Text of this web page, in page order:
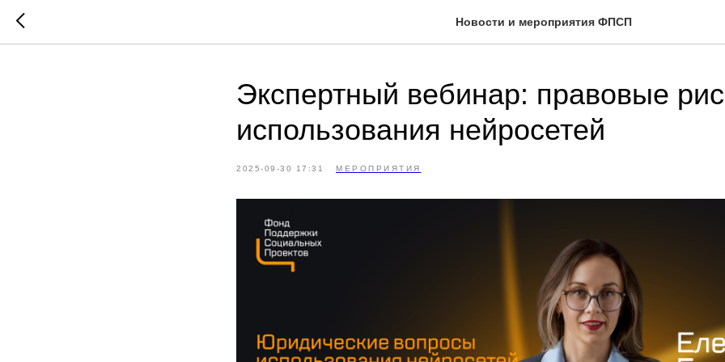
Новости и мероприятия ФПСП
Экспертный вебинар: правовые
использования нейросетей
2025-09-30 17:31 МЕРОПРИЯТИЯ